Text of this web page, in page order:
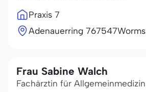
Praxis 7
Adenauerring 767547Worms
Frau Sabine Walch
Fachärztin für Allgemeinmedizin